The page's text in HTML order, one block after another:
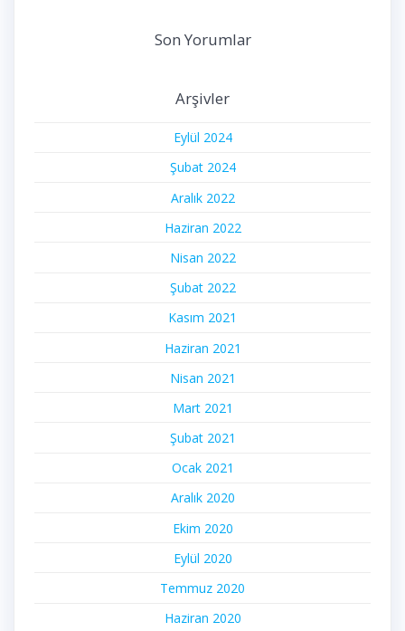
Son Yorumlar
Arşivler
Eylül 2024
Şubat 2024
Aralık 2022
Haziran 2022
Nisan 2022
Şubat 2022
Kasım 2021
Haziran 2021
Nisan 2021
Mart 2021
Şubat 2021
Ocak 2021
Aralık 2020
Ekim 2020
Eylül 2020
Temmuz 2020
Haziran 2020